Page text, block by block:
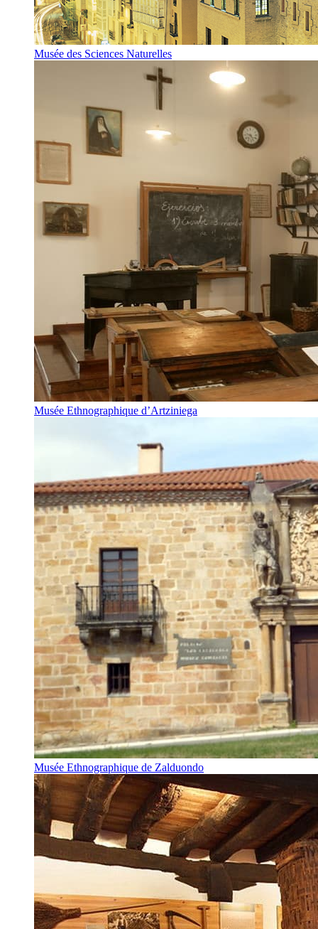
Musée des Sciences Naturelles
Musée Ethnographique d’Artziniega
Musée Ethnographique de Zalduondo